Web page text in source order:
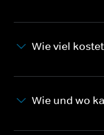
Wie viel
Wie und wo